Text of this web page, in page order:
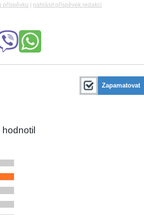
příspěvku nahlásit příspěvek redakci
Zapamatovat